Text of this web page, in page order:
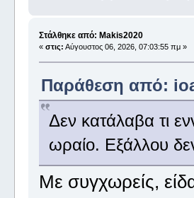
Στάλθηκε από: Makis2020
« στις: Αύγουστος 06, 2026, 07:03:55 πμ »
Παράθεση από:
Δεν κατάλαβα τι
ωραίο. Εξάλλου
Με συγχωρείς, είδα